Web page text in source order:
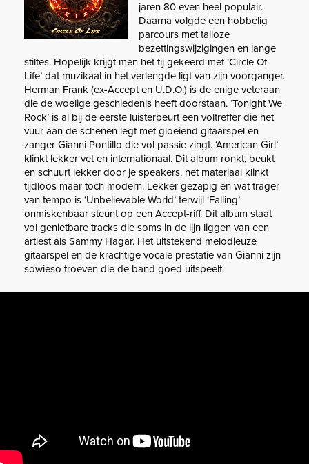
jaren 80 even heel populair.
Daarna volgde een hobbelig
parcours met talloze
bezettingswijzigingen en lange
stiltes. Hopelijk krijgt men het tij gekeerd met ‘Circle Of
Life’ dat muzikaal in het verlengde ligt van zijn voorganger.
Herman Frank (ex-Accept en U.D.O.) is de enige veteraan
die de woelige geschiedenis heeft doorstaan. ‘Tonight We
Rock’ is al bij de eerste luisterbeurt een voltreffer die het
vuur aan de schenen legt met gloeiend gitaarspel en
zanger Gianni Pontillo die vol passie zingt. ‘American Girl’
klinkt lekker vet en internationaal. Dit album ronkt, beukt
en schuurt lekker door je speakers, het materiaal klinkt
tijdloos maar toch modern. Lekker gezapig en wat trager
van tempo is ‘Unbelievable World’ terwijl ‘Falling’
onmiskenbaar steunt op een Accept-riff. Dit album staat
vol genietbare tracks die soms in de lijn liggen van een
artiest als Sammy Hagar. Het uitstekend melodieuze
gitaarspel en de krachtige vocale prestatie van Gianni zijn
sowieso troeven die de band goed uitspeelt.